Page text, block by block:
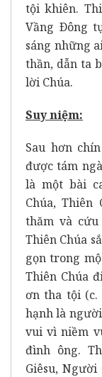
tội khiên.
Vầng Ðông
sáng những
thần, dẫn ta
lời Chúa.
Suy niệm:
Sau hơn
được tám
là một bài
Chúa,
thăm và
Thiên Chúa
gọn trong
Thiên Chúa
ơn tha tội (c.
hạnh là
vui vì niềm
đình ông.
Giêsu,